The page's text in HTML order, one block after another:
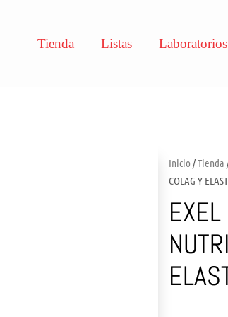
Tienda Listas Laboratorios
Inicio /Tienda
COLAG Y